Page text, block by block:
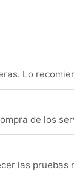
Lo
de los
las pruebas